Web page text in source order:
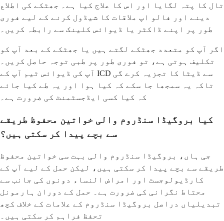
تال کا پتہ لگایا اور اس کا علاج کیا ہے۔ جھٹکے کی اطلاع
دینے اور فالو اپ ملاقات کا شیڈول کرنے کے لیے فوری
طور پر اپنے ڈاکٹر یا ڈیوائس کلینک سے رابطہ کریں۔
اگر آپ کو متعدد جھٹکے لگتے ہیں یا جھٹکے کے بعد آپ کو
تکلیف ہوتی ہے، تو فوری طور پر طبی توجہ حاصل کریں۔
آپ کی ڈیوائس ٹیم آپ کے ICD سے ڈیٹا کا تجزیہ کرے گی
تاکہ یہ سمجھا جا سکے کہ کیا ہوا اور یہ طے کیا جائے
کہ کیا کسی ایڈجسٹمنٹ کی ضرورت ہے۔
کیا بروگیڈا سنڈروم والی خواتین محفوظ طریقے
سے بچے پیدا کر سکتی ہیں؟
جی ہاں، بروگیڈا سنڈروم والی بہت سی خواتین محفوظ
طریقے سے بچے پیدا کر سکتی ہیں، لیکن حمل کے لیے آپ کے
کارڈیولوجسٹ اور امراض النساء دونوں کی جانب سے
محتاط نگرانی کی ضرورت ہے۔ حمل کے دوران ہارمونل
تبدیلیاں دراصل بروگیڈا سنڈروم کے علامات کے خلاف کچھ
تحفظ فراہم کر سکتی ہیں۔